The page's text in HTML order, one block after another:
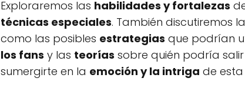
Exploraremos las habilidades y fortalezas
técnicas especiales. También discutiremos
como las posibles estrategias que podrían
los fans y las teorías sobre quién podría
sumergirte en la emoción y la intriga de